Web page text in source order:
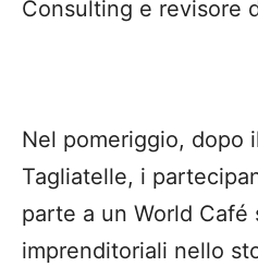
Consulting e revisore
Nel pomeriggio, dopo
Tagliatelle, i
parte a un World
imprenditoriali nello